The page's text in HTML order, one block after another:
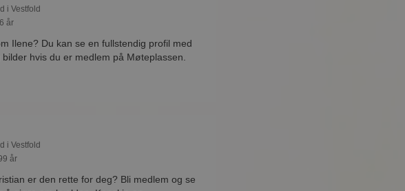
i Vestfold
år
Ilene? Du kan se en fullstendig profil med
hvis du er medlem på Møteplassen.
i Vestfold
år
er den rette for deg? Bli medlem og se